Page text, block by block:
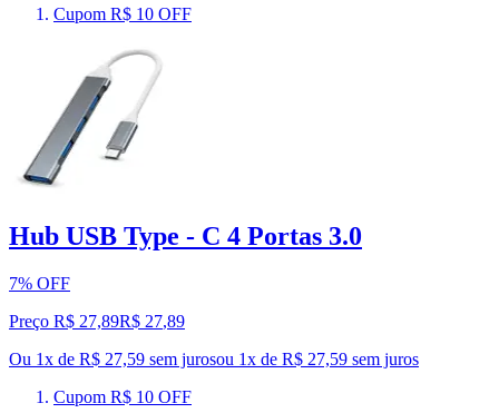
Cupom R$ 10 OFF
Hub USB Type - C 4 Portas 3.0
7% OFF
Preço R$ 27,89R$ 27,89
Ou 1x de R$ 27,59 sem jurosou 1x de R$ 27,59 sem juros
Cupom R$ 10 OFF